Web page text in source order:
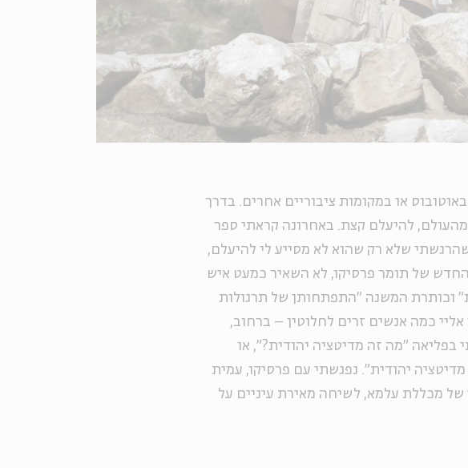
או במקומות ציבוריים אחרים. בדרך
להיעלם קצת. באחרונה קראתי ספר
שלא רק שהוא לא מסייע לי להיעלם,
של תומר פרסיקו, לא השאיר כמעט איש
וכותרת המשנה "התפתחותן של תרגולות
אליי כמה אנשים זרים לחלוטין – ברחוב,
בפליאה "מה זה מדיטציה יהודית?", או
יהודית". נפגשתי עם פרסיקו, עמית
מכללת עלמא, לשיחה מאירת עיניים על